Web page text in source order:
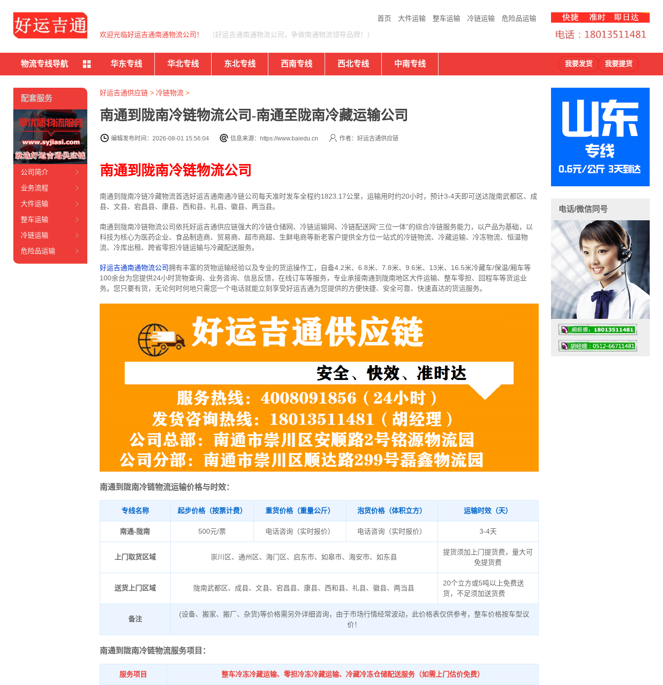
首页 大件运输 整车运输 冷链运输 危险品运输
欢迎光临好运吉通南通物流公司！ （好运吉通南通物流公司，争做南通物流领导品牌！）
物流专线导航 华东专线 华北专线 东北专线 西南专线 西北专线 中南专线 我要发货 我要提货
好运吉通供应链> 冷链物流>
南通到陇南冷链物流公司-南通至陇南冷藏运输公司
编辑发布时间：2026-08-01 15:56:04 信息来源：https://www.baiedu.cn 作者：好运吉通供应链
南通到陇南冷链物流公司
南通到陇南冷链冷藏物流首选好运吉通南通冷链公司每天准时发车全程约1823.17公里，运输用时约20小时，预计3-4天即可送达陇南武都区、成
县、文县、宕昌县、康县、西和县、礼县、徽县、两当县。
南通到陇南冷链物流公司依托好运吉通供应链强大的冷链仓储网、冷链运输网、冷链配送网“三位一体”的综合冷链服务能力，以产品为基础，以
科技为核心为医药企业、食品制造商、贸易商、超市商超、生鲜电商等新老客户提供全方位一站式的冷链物流、冷藏运输、冷冻物流、恒温物
流、冷库出租、跨省零担冷链运输与冷藏配送服务。
好运吉通南通物流公司拥有丰富的货物运输经验以及专业的货运操作工，自备4.2米、6.8米、7.8米、9.6米、13米、16.5米冷藏车/保温/厢车等
100余台为您提供24小时货物查询、业务咨询、信息反馈，在线订车等服务， 专业承接南通到陇南地区大件运输、整车零担、回程车等货运业
务。 您只要有货，无论何时何地只需您一个电话就能立刻享受好运吉通为您提供的方便快捷、安全可靠、快速直达的货运服务。
南通到陇南冷链物流运输价格与时效：
专线名称 起步价格（按票计费） 重货价格（重量公斤） 泡货价格（体积立方） 运输时效（天）
南通-陇南 500元/票 电话咨询（实时报价） 电话咨询（实时报价） 3-4天
上门取货区域 崇川区、通州区、海门区、启东市、如皋市、海安市、如东县
提货须加上门提货费，量大可
免提货费
送货上门区域 陇南武都区、成县、文县、宕昌县、康县、西和县、礼县、徽县、两当县
20个立方或5吨以上免费送
货，不足须加送货费
备注
(设备、搬家、搬厂、杂货)等价格需另外详细咨询，由于市场行情经常波动，此价格表仅供参考，整车价格按车型议
价！
南通到陇南冷链物流服务项目：
服务项目 整车冷冻冷藏运输、零担冷冻冷藏运输、冷藏冷冻仓储配送服务（如需上门估价免费）
配套服务
公司简介
业务流程
大件运输
整车运输
冷链运输
危险品运输
电话/微信同号